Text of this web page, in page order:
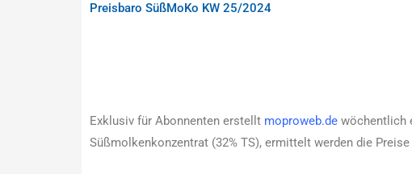
Preisbaro SüßMoKo KW 25/2024
Exklusiv für Abonnenten erstellt moproweb.dewöchentlich
Süßmolkenkonzentrat (32% TS), ermittelt werden die